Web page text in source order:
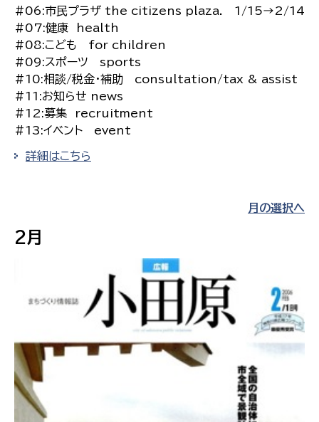
#06:市民プラザ the citizens plaza. 1/15→2/14
#07:健康 health
#08:こども for children
#09:スポーツ sports
#10:相談/税金・補助 consultation/tax & assist
#11:お知らせ news
#12:募集 recruitment
#13:イベント event
詳細はこちら
月の選択へ
2月